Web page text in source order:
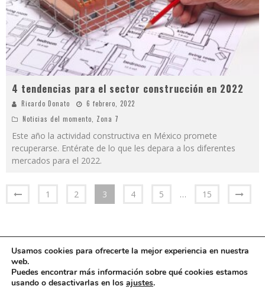
4 tendencias para el sector construcción en 2022
Ricardo Donato
6 febrero, 2022
Noticias del momento, Zona 7
Este año la actividad constructiva en México promete
recuperarse. Entérate de lo que les depara a los diferentes
mercados para el 2022.
1 2 3 4 5 … 15
Usamos cookies para ofrecerte la mejor experiencia en nuestra
web.
Puedes encontrar más información sobre qué cookies estamos
usando o desactivarlas en los ajustes.